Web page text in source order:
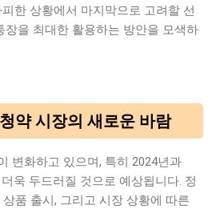
한 상황에서 마지막으로 고려할 선
장을 최대한 활용하는 방안을 모색하
약 시장의 새로운 바람
변화하고 있으며, 특히 2024년과
욱 두드러질 것으로 예상됩니다. 정
품 출시, 그리고 시장 상황에 따른